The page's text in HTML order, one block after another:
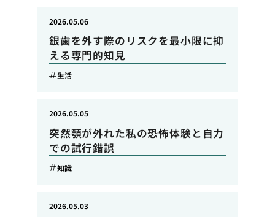
銀歯を外す際のリスクを最小限に抑
える専門的知見
2026.05.06
生活
突然顎が外れた私の恐怖体験と自力
での試行錯誤
2026.05.05
知識
2026.05.03